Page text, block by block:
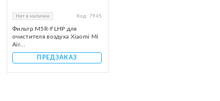
Нет в наличии Код: 7945
Фильтр M5R-FLHP для
очистителя воздуха Xiaomi Mi
Air...
ПРЕДЗАКАЗ